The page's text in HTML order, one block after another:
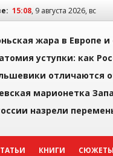
15:08, 9 августа 2026, вс
жара в Европе
уступки: как
отличаются
марионетка
назрели
КНИГИ СЮЖЕТЫ